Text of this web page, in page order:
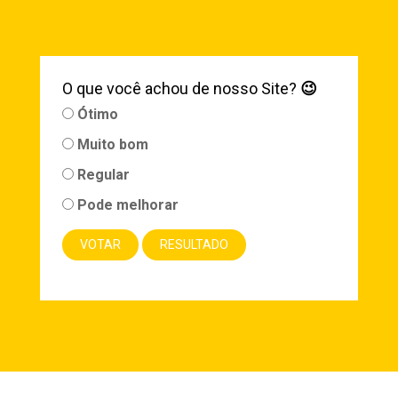
O que você achou de nosso Site? 😉
Ótimo
Muito bom
Regular
Pode melhorar